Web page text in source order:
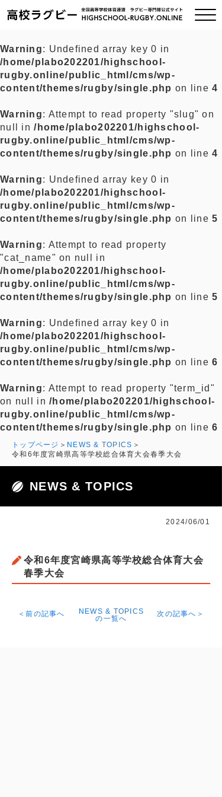
ご挨拶
全国チーム紹介
プライバシーポリシー
お問い合わせ
Warning: Undefined array key 0 in
/home/plabo202201/highschool-
rugby.online/public_html/cms/wp-
content/themes/rugby/single.php on line4
Warning: Attempt to read property "slug" on
null in/home/plabo202201/highschool-
rugby.online/public_html/cms/wp-
content/themes/rugby/single.php on line4
Warning: Undefined array key 0 in
/home/plabo202201/highschool-
rugby.online/public_html/cms/wp-
content/themes/rugby/single.php on line5
Warning: Attempt to read property
"cat_name" on null in
/home/plabo202201/highschool-
rugby.online/public_html/cms/wp-
content/themes/rugby/single.php on line5
Warning: Undefined array key 0 in
/home/plabo202201/highschool-
rugby.online/public_html/cms/wp-
content/themes/rugby/single.php on line6
Warning: Attempt to read property "term_id"
on null in/home/plabo202201/highschool-
rugby.online/public_html/cms/wp-
content/themes/rugby/single.php on line6
トップページ
NEWS & TOPICS
令和6年度宮崎県高等学校総合体育大会春季大会
NEWS & TOPICS
2024/06/01
令和6年度宮崎県高等学校総合体育大会
春季大会
＜前の記事へ
NEWS & TOPICS
の一覧へ
次の記事へ＞